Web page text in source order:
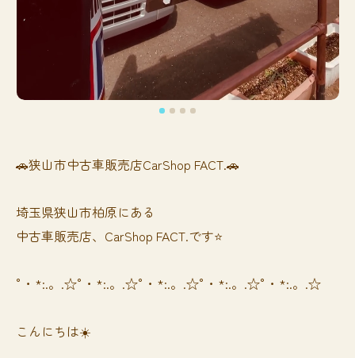
🚗狭山市中古車販売店CarShop FACT.🚗
埼玉県狭山市柏原にある
中古車販売店、CarShop FACT.です⭐️
°・*:.。.☆°・*:.。.☆°・*:.。.☆°・*:.。.☆°・*:.。.☆
こんにちは☀️